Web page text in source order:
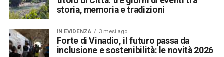
storia, memoria e tradizioni
IN EVIDENZA 3 mesi ago
Forte di Vinadio, il futuro passa da
inclusione e sostenibilità: le novità 2026